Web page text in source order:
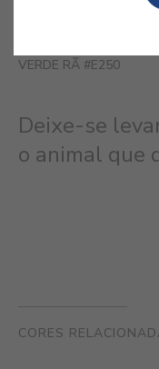
VERDE RÃ #E250
Deixe-se
o animal que
CORES